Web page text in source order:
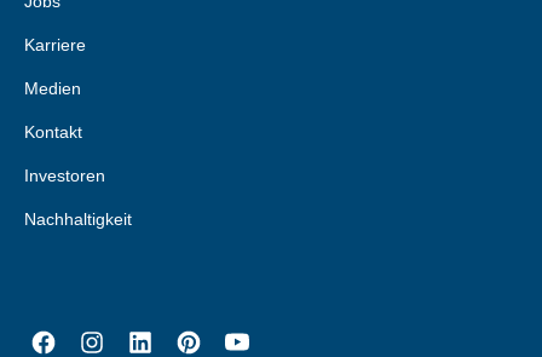
Karriere
Medien
Kontakt
Investoren
Nachhaltigkeit